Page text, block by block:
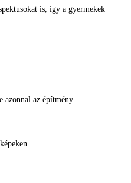
is, így a gyermekek
azonnal az építmény